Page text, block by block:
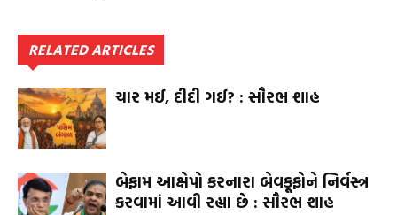
RELATED ARTICLES
ચાર મઈ, દીદી ગઈ? : સૌરભ શાહ
બેફામ આક્ષેપો કરનારા બેવકૂફોને નિર્વસ્ત્ર
કરવામાં આવી રહ્યા છે : સૌરભ શાહ